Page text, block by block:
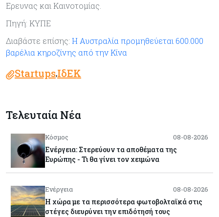
Ερευνας και Καινοτομίας.
Πηγή: ΚΥΠΕ
Διαβάστε επίσης: Η Αυστραλία προμηθεύεται 600.000
βαρέλια κηροζίνης από την Κίνα
Startups,ΙδΕΚ
Τελευταία Νέα
Κόσμος 08-08-2026
Ενέργεια: Στερεύουν τα αποθέματα της
Ευρώπης - Τι θα γίνει τον χειμώνα
Ενέργεια 08-08-2026
Η χώρα με τα περισσότερα φωτοβολταϊκά στις
στέγες διευρύνει την επιδότησή τους